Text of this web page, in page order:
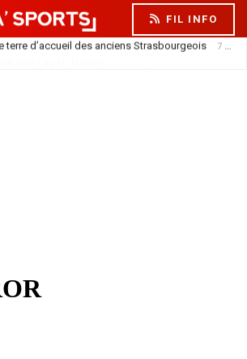
FIL INFO
terre d’accueil des anciens Strasbourgeois 7 août 2026
prêté au FC Nantes 7 août 2026